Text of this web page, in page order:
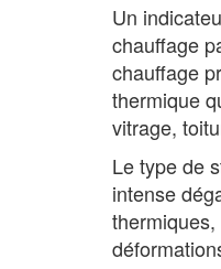
Un
chauffage
chauffage
thermique
vitrage,
Le type de
intense